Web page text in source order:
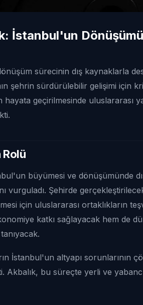
İstanbul'un
sürecinin dış kaynaklarla
şehrin sürdürülebilir gelişimi için
geçirilmesinde uluslararası
Rolü
büyümesi ve dönüşümünde
vurguladı. Şehirde
için uluslararası ortaklıkların
katkı sağlayacak hem de
İstanbul'un altyapı sorunlarının
Akbalık, bu süreçte yerli ve yabancı